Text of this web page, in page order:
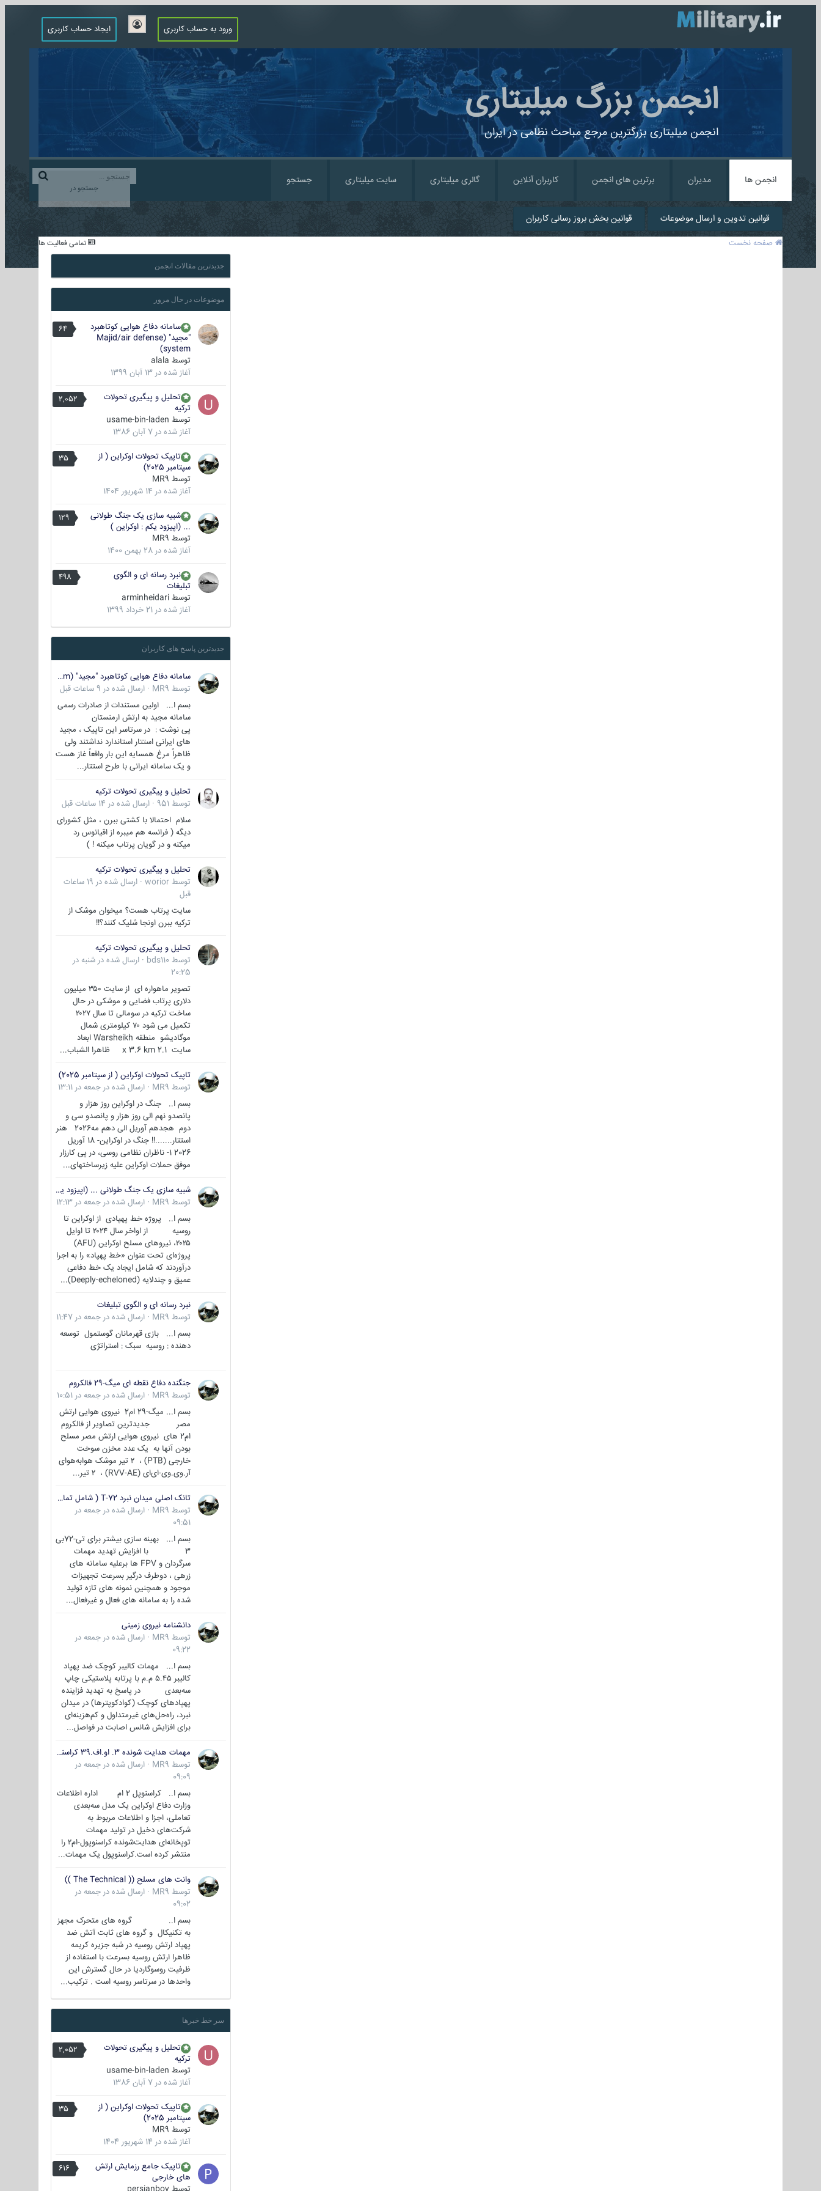
ورود به حساب کاربری ایجاد حساب کاربری
انجمن بزرگ میلیتاری
انجمن میلیتاری بزرگترین مرجع مباحث نظامی در ایران
جستجو در
انجمن ها مدیران برترین های انجمن کاربران آنلاین گالری میلیتاری سایت میلیتاری جستجو
قوانین تدوین و ارسال موضوعات قوانین بخش بروز رسانی کاربران
تمامی فعالیت ها صفحه نخست
جدیدترین مقالات انجمن
موضوعات در حال مرور
64
سامانه دفاع هوایی کوتاهبرد
"مجید" (Majid/air defense
system)
توسط alala
آغاز شده در 13 آبان 1399
2,052
تحلیل و پیگیری تحولات
ترکیه
توسط usame-bin-laden
آغاز شده در 7 آبان 1386
35
تاپیک تحولات اوکراین ( از
سپتامبر 2025)
توسط MR9
آغاز شده در 14 شهریور 1404
129
شبیه سازی یک جنگ طولانی
... (اپیزود یکم : اوکراین )
توسط MR9
آغاز شده در 28 بهمن 1400
498
نبرد رسانه ای و الگوی
تبلیغات
توسط arminheidari
آغاز شده در 21 خرداد 1399
جدیدترین پاسخ های کاربران
سامانه دفاع هوایی کوتاهبرد "مجید" (Majid/air defense system)
توسط MR9
· ارسال شده در 9 ساعات قبل
بسم ا... اولین مستندات از صادرات رسمی
سامانه مجید به ارتش ارمنستان
پی نوشت : در سرتاسر این تاپیک ، مجید
های ایرانی استتار استاندارد نداشتند ولی
ظاهراً مرغ همسایه این بار واقعاً غاز هست
و یک سامانه ایرانی با طرح استتار...
تحلیل و پیگیری تحولات ترکیه
توسط 951
· ارسال شده در 14 ساعات قبل
سلام احتمالا با کشتی ببرن ، مثل کشورای
دیگه ( فرانسه هم میبره از اقیانوس رد
میکنه و در گویان پرتاب میکنه ! )
تحلیل و پیگیری تحولات ترکیه
توسط worior
· ارسال شده در
19 ساعات
قبل
سایت پرتاب هست؟ میخوان موشک از
ترکیه ببرن اونجا شلیک کنند؟!!
تحلیل و پیگیری تحولات ترکیه
توسط bds110
· ارسال شده در شنبه در
20:25
تصویر ماهواره ای از سایت ۳۵۰ میلیون
دلاری پرتاب فضایی و موشکی در حال
ساخت ترکیه در سومالی تا سال ۲۰۲۷
تکمیل می شود ۷۰ کیلومتری شمال
موگادیشو منطقه Warsheikh ابعاد
سایت 2.1 x 3.6 km ظاهرا الشباب...
تاپیک تحولات اوکراین ( از سپتامبر 2025)
توسط MR9
· ارسال شده در جمعه در 13:11
بسم ا.. جنگ در اوکراین روز هزار و
پانصدو نهم الی روز هزار و پانصدو سی و
دوم هجدهم آوریل الی دهم مه2026 هنر
استتار.......!! جنگ در اوکراین- 18 آوریل
2026 1- ناظران نظامی روسی، در پی کارزار
موفق حملات اوکراین علیه زیرساختهای...
شبیه سازی یک جنگ طولانی ... (اپیزود یکم : اوکراین )
توسط MR9
· ارسال شده در جمعه در 12:13
بسم ا.. پروژه خط پهپادی از اوکراین تا
روسیه از اواخر سال ۲۰۲۴ تا اوایل
۲۰۲۵، نیروهای مسلح اوکراین (AFU)
پروژه‌ای تحت عنوان «خط پهپاد» را به اجرا
درآوردند که شامل ایجاد یک خط دفاعی
عمیق و چندلایه (Deeply-echeloned)...
نبرد رسانه ای و الگوی تبلیغات
توسط MR9
· ارسال شده در جمعه در 11:47
بسم ا... بازی قهرمانان گوستمول توسعه
دهنده : روسیه سبک : استراتژی
جنگنده دفاع نقطه ای میگ-29 فالکروم
توسط MR9
· ارسال شده در جمعه در 10:51
بسم ا... میگ-29 ام2 نیروی هوایی ارتش
مصر جدیدترین تصاویر از فالکروم
ام2 های نیروی هوایی ارتش مصر مسلح
بودن آنها به یک عدد مخزن سوخت
خارجی (PTB) ، ۲ تیر موشک هوابه‌هوای
آر.وی.وی-ای‌ای (RVV-AE) ، ۲ تیر...
تانک اصلی میدان نبرد T-72 ( شامل تمامی گونه ها )
توسط MR9
· ارسال شده در جمعه در
09:51
بسم ا... بهینه سازی بیشتر برای تی-72بی
3 با افزایش تهدید مهمات
سرگردان و FPV ها برعلیه سامانه های
زرهی ، دوطرف درگیر بسرعت تجهیزات
موجود و همچنین نمونه های تازه تولید
شده را به سامانه های فعال و غیرفعال...
دانشنامه نیروی زمینی
توسط MR9
· ارسال شده در جمعه در
09:22
بسم ا... مهمات کالیبر کوچک ضد پهپاد
کالیبر ۵.۴۵ م.م با پرتابه پلاستیکی چاپ
سه‌بعدی در پاسخ به تهدید فزاینده
پهپادهای کوچک (کوادکوپترها) در میدان
نبرد، راه‌حل‌های غیرمتداول و کم‌هزینه‌ای
برای افزایش شانس اصابت در فواصل...
مهمات هدایت شونده 3. او.اف.39 کراسنوپل/بصیر( Krasnopol 3OF39 )
توسط MR9
· ارسال شده در جمعه در
09:09
بسم ا.. کراسنوپل 2 ام اداره اطلاعات
وزارت دفاع اوکراین یک مدل سه‌بعدی
تعاملی، اجزا و اطلاعات مربوط به
شرکت‌های دخیل در تولید مهمات
توپخانه‌ای هدایت‌شونده کراسنوپول-ام۲ را
منتشر کرده است.کراسنوپول یک مهمات...
وانت های مسلح (( The Technical ))
توسط MR9
· ارسال شده در جمعه در
09:02
بسم ا.. گروه های متحرک مجهز
به تکنیکال و گروه های ثابت آتش ضد
پهپاد ارتش روسیه در شبه جزیره کریمه
ظاهرا ارتش روسیه بسرعت با استفاده از
ظرفیت روسوگاردیا در حال گسترش این
واحدها در سرتاسر روسیه است . ترکیب...
سر خط خبرها
2,052
تحلیل و پیگیری تحولات
ترکیه
توسط usame-bin-laden
آغاز شده در 7 آبان 1386
35
تاپیک تحولات اوکراین ( از
سپتامبر 2025)
توسط MR9
آغاز شده در 14 شهریور 1404
616
تاپیک جامع رزمایش ارتش
های خارجی